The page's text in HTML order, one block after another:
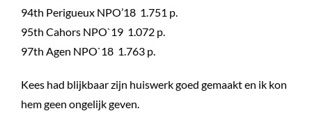
94th Perigueux NPO’18 1.751 p.
95th Cahors NPO`19 1.072 p.
97th Agen NPO`18 1.763 p.
Kees had blijkbaar zijn huiswerk goed gemaakt en ik kon
hem geen ongelijk geven.